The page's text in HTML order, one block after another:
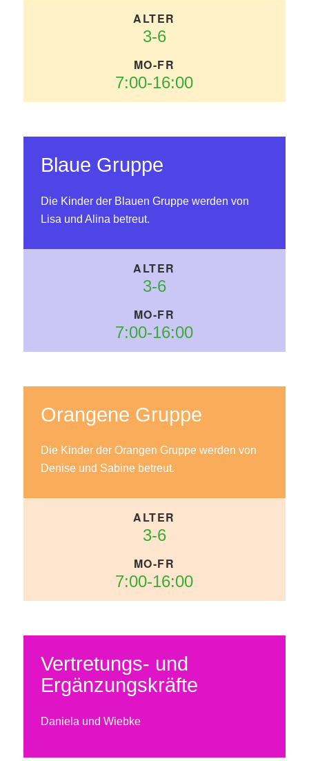
3-6
7:00-16:00
Blaue Gruppe
Die Kinder der Blauen Gruppe werden von
Lisa und Alina betreut.
3-6
7:00-16:00
Orangene Gruppe
Die Kinder der Orangen Gruppe werden von
Denise und Sabine betreut.
3-6
7:00-16:00
Vertretungs- und
Ergänzungskräfte
Daniela und Wiebke